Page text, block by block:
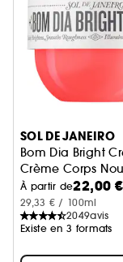
Ignorer le
SOL DE JANEIRO
Bom Dia Bright
Crème Corps
À partir de22,00 €
29,33 € / 100ml
2049avis
Existe en 3 formats